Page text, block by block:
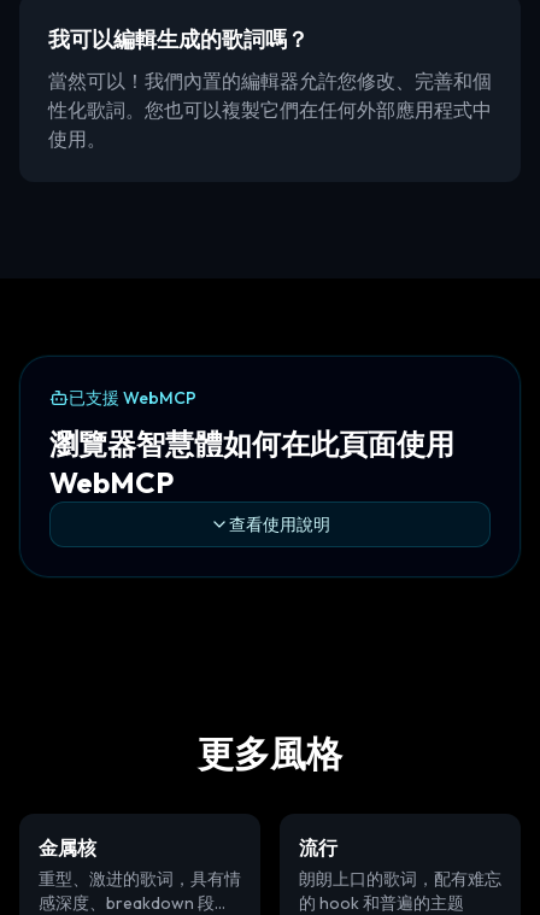
我可以編輯生成的歌詞嗎？
當然可以！我們內置的編輯器允許您修改、完善和個
性化歌詞。您也可以複製它們在任何外部應用程式中
使用。
已支援 WebMCP
瀏覽器智慧體如何在此頁面使用
WebMCP
查看使用說明
更多風格
金属核
重型、激进的歌词，具有情
感深度、breakdown 段落
流行
朗朗上口的歌词，配有难忘
的 hook 和普遍的主题